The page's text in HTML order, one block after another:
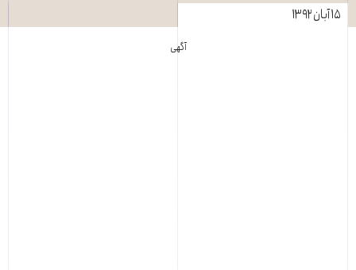
۱۵ آبان ۱۳۹۲
آگهی